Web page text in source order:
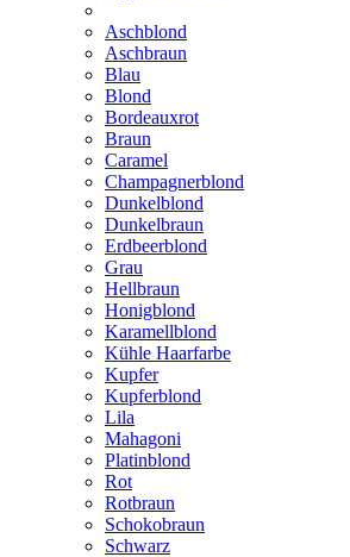
Aschblond
Aschbraun
Blau
Blond
Bordeauxrot
Braun
Caramel
Champagnerblond
Dunkelblond
Dunkelbraun
Erdbeerblond
Grau
Hellbraun
Honigblond
Karamellblond
Kühle Haarfarbe
Kupfer
Kupferblond
Lila
Mahagoni
Platinblond
Rot
Rotbraun
Schokobraun
Schwarz